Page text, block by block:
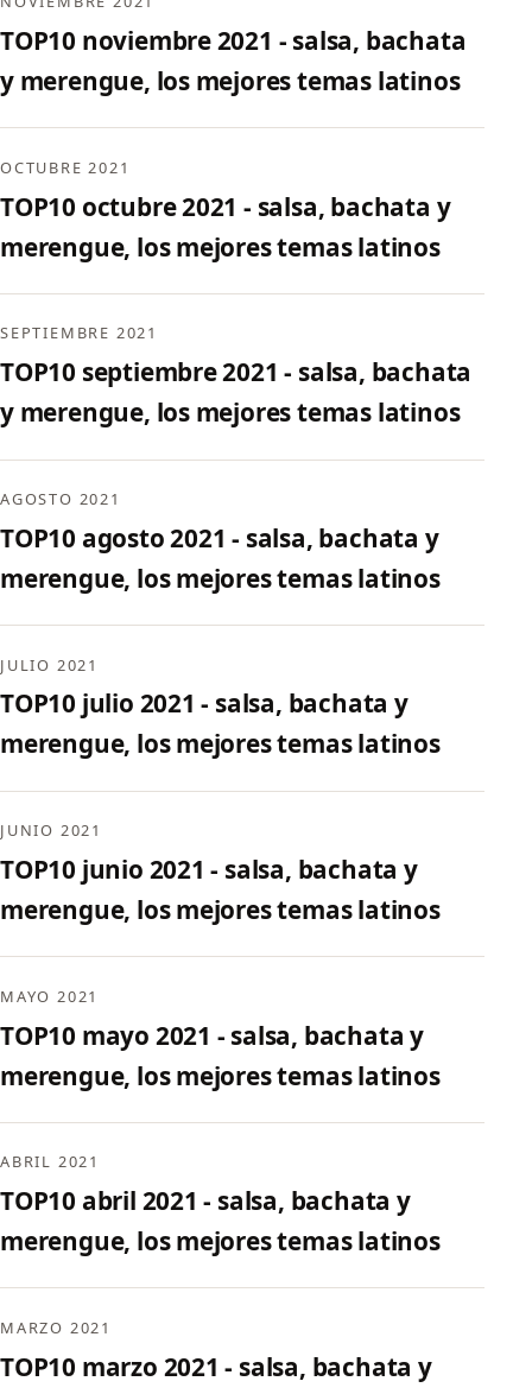
TOP10 noviembre 2021 - salsa, bachata
y merengue, los mejores temas latinos
OCTUBRE 2021
TOP10 octubre 2021 - salsa, bachata y
merengue, los mejores temas latinos
SEPTIEMBRE 2021
TOP10 septiembre 2021 - salsa, bachata
y merengue, los mejores temas latinos
AGOSTO 2021
TOP10 agosto 2021 - salsa, bachata y
merengue, los mejores temas latinos
JULIO 2021
TOP10 julio 2021 - salsa, bachata y
merengue, los mejores temas latinos
JUNIO 2021
TOP10 junio 2021 - salsa, bachata y
merengue, los mejores temas latinos
MAYO 2021
TOP10 mayo 2021 - salsa, bachata y
merengue, los mejores temas latinos
ABRIL 2021
TOP10 abril 2021 - salsa, bachata y
merengue, los mejores temas latinos
MARZO 2021
TOP10 marzo 2021 - salsa, bachata y